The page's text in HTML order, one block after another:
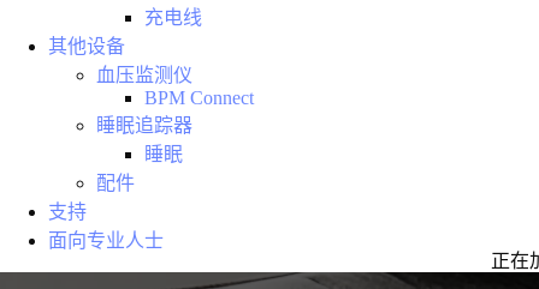
正在
充电线
其他设备
血压监测仪
BPM Connect
睡眠追踪器
睡眠
配件
支持
面向专业人士